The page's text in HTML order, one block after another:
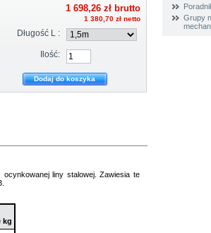
1 698,26 złbrutto
1 380,70 złnetto
Długość L :
Ilość:
ocynkowanej liny stalowej.Zawiesia te
kg
Grupy